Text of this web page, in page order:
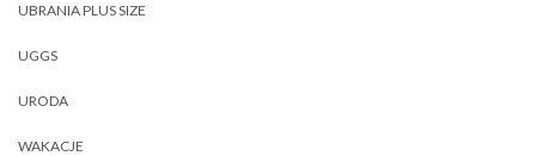
UBRANIA PLUS SIZE
UGGS
URODA
WAKACJE